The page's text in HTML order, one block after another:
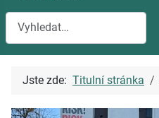
Hledat
Jste zde: Titulní stránka